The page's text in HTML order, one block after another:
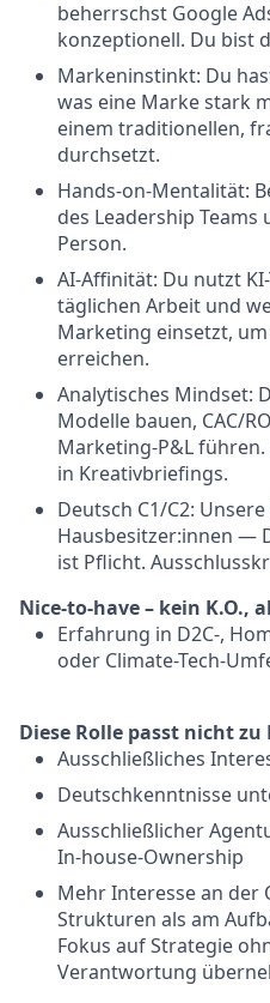
beherrschst Google
konzeptionell. Du bist
Markeninstinkt: Du
was eine Marke stark
einem traditionellen,
durchsetzt.
Hands-on-Mentalität:
des Leadership
Person.
AI-Affinität: Du nutzt
täglichen Arbeit und
Marketing einsetzt,
erreichen.
Analytisches Mindset:
Modelle bauen, CAC/
Marketing-P&L
in Kreativbriefings.
Deutsch C1/C2:
Hausbesitzer:innen —
ist Pflicht.
Nice-to-have – kein K.O.,
Erfahrung in D2C-,
oder Climate-Tech-
Diese Rolle passt nicht
Ausschließliches
Deutschkenntnisse
Ausschließlicher
In-house-Ownership
Mehr Interesse an
Strukturen als am
Fokus auf Strategie
Verantwortung